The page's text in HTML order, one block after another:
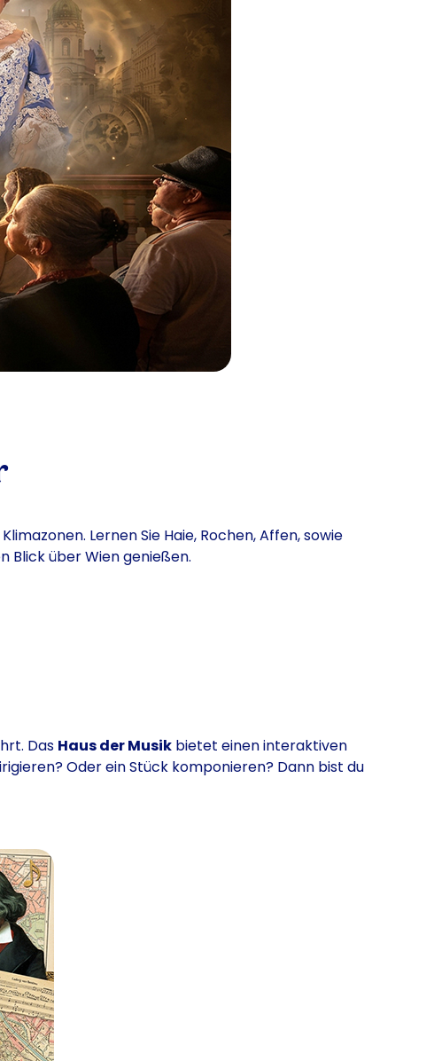
Lernen Sie Haie, Rochen, Affen, sowie
Blick über Wien genießen.
Das Haus der Musik bietet einen interaktiven
Oder ein Stück komponieren? Dann bist du